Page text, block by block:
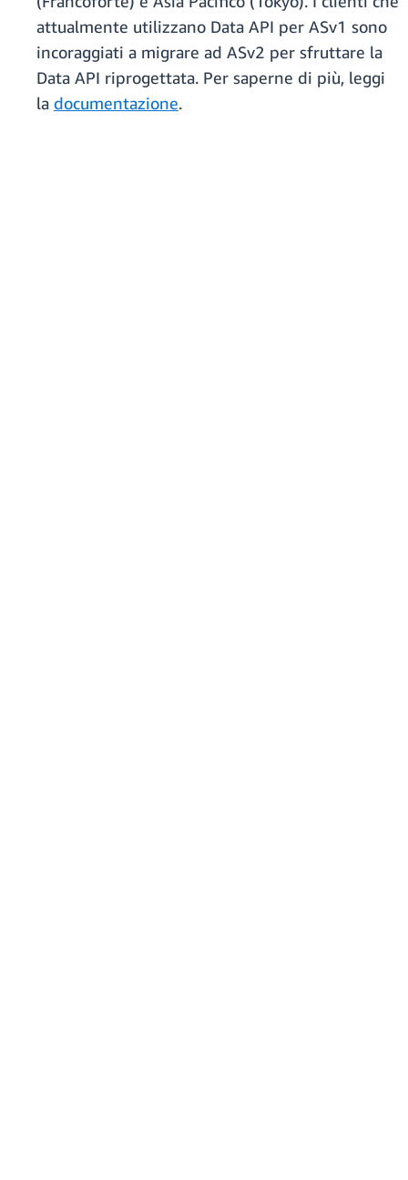
attualmente utilizzano Data API per ASv1 sono
incoraggiati a migrare ad ASv2 per sfruttare la
Data API riprogettata. Per saperne di più, leggi
la documentazione.